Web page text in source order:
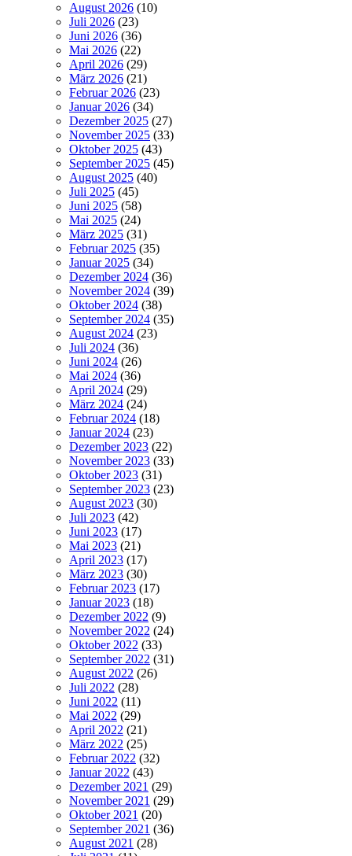
August 2026 (10)
Juli 2026 (23)
Juni 2026 (36)
Mai 2026 (22)
April 2026 (29)
März 2026 (21)
Februar 2026 (23)
Januar 2026 (34)
Dezember 2025 (27)
November 2025 (33)
Oktober 2025 (43)
September 2025 (45)
August 2025 (40)
Juli 2025 (45)
Juni 2025 (58)
Mai 2025 (24)
März 2025 (31)
Februar 2025 (35)
Januar 2025 (34)
Dezember 2024 (36)
November 2024 (39)
Oktober 2024 (38)
September 2024 (35)
August 2024 (23)
Juli 2024 (36)
Juni 2024 (26)
Mai 2024 (36)
April 2024 (29)
März 2024 (24)
Februar 2024 (18)
Januar 2024 (23)
Dezember 2023 (22)
November 2023 (33)
Oktober 2023 (31)
September 2023 (23)
August 2023 (30)
Juli 2023 (42)
Juni 2023 (17)
Mai 2023 (21)
April 2023 (17)
März 2023 (30)
Februar 2023 (17)
Januar 2023 (18)
Dezember 2022 (9)
November 2022 (24)
Oktober 2022 (33)
September 2022 (31)
August 2022 (26)
Juli 2022 (28)
Juni 2022 (11)
Mai 2022 (29)
April 2022 (21)
März 2022 (25)
Februar 2022 (32)
Januar 2022 (43)
Dezember 2021 (29)
November 2021 (29)
Oktober 2021 (20)
September 2021 (36)
August 2021 (28)